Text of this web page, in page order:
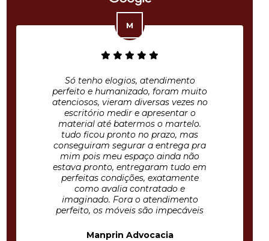
Só tenho elogios, atendimento
perfeito e humanizado, foram muito
atenciosos, vieram diversas vezes no
escritório medir e apresentar o
material até batermos o martelo.
tudo ficou pronto no prazo, mas
conseguiram segurar a entrega pra
mim pois meu espaço ainda não
estava pronto, entregaram tudo em
perfeitas condições, exatamente
como avalia contratado e
imaginado. Fora o atendimento
perfeito, os móveis são impecáveis
Manprin Advocacia